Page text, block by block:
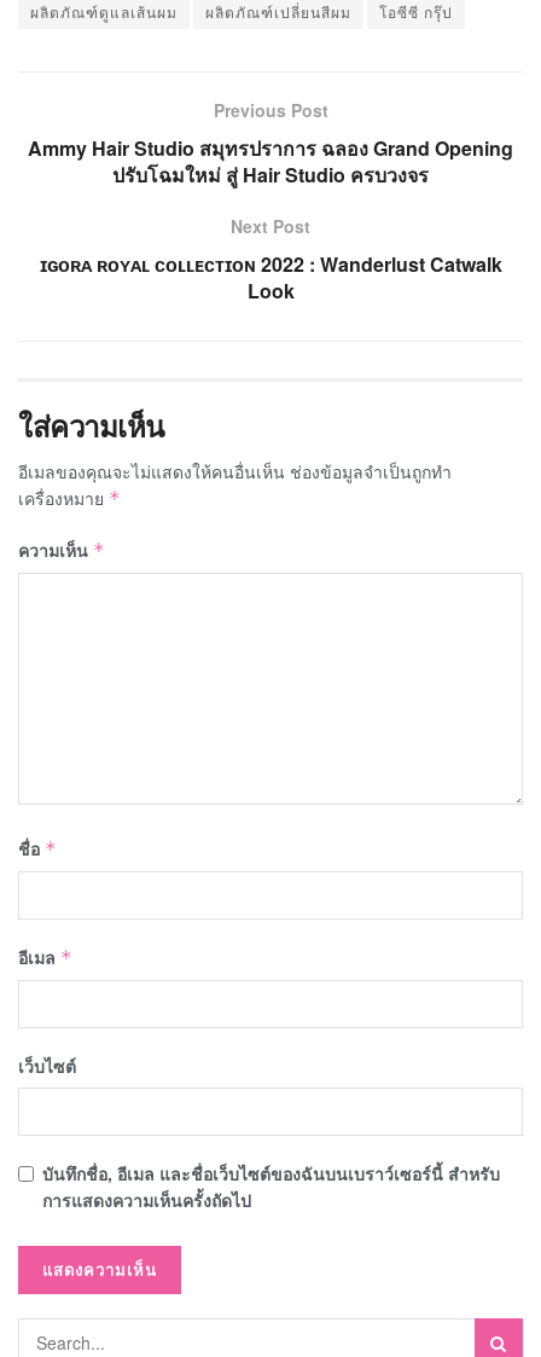
ผลิตภัณฑ์ดูแลเส้นผม
ผลิตภัณฑ์เปลี่ยนสีผม โอซีซี กรุ๊ป
Previous Post
Ammy Hair Studio สมุทรปราการ ฉลอง Grand Opening
ปรับโฉมใหม่ สู่ Hair Studio ครบวงจร
Next Post
ɪɢᴏʀᴀ ʀᴏʏᴀʟ ᴄᴏʟʟᴇᴄᴛɪᴏɴ 2022 : Wanderlust Catwalk
Look
ใส่ความเห็น
อีเมลของคุณจะไม่แสดงให้คนอื่นเห็น ช่องข้อมูลจำเป็นถูกทำ
เครื่องหมาย *
ความเห็น *
ชื่อ *
อีเมล *
เว็บไซต์
บันทึกชื่อ, อีเมล และชื่อเว็บไซต์ของฉันบนเบราว์เซอร์นี้ สำหรับ
การแสดงความเห็นครั้งถัดไป